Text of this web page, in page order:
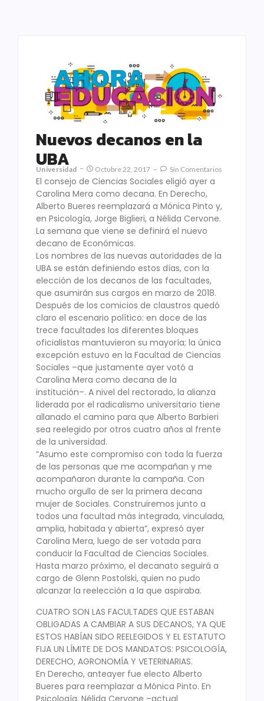
Nuevos decanos en la
UBA
Universidad Octubre 22, 2017 Sin Comentarios
El consejo de Ciencias Sociales eligió ayer a
Carolina Mera como decana. En Derecho,
Alberto Bueres reemplazará a Mónica Pinto y,
en Psicología, Jorge Biglieri, a Nélida Cervone.
La semana que viene se definirá el nuevo
decano de Económicas.
Los nombres de las nuevas autoridades de la
UBA se están definiendo estos días, con la
elección de los decanos de las facultades,
que asumirán sus cargos en marzo de 2018.
Después de los comicios de claustros quedó
claro el escenario político: en doce de las
trece facultades los diferentes bloques
oficialistas mantuvieron su mayoría; la única
excepción estuvo en la Facultad de Ciencias
Sociales –que justamente ayer votó a
Carolina Mera como decana de la
institución–. A nivel del rectorado, la alianza
liderada por el radicalismo universitario tiene
allanado el camino para que Alberto Barbieri
sea reelegido por otros cuatro años al frente
de la universidad.
“Asumo este compromiso con toda la fuerza
de las personas que me acompañan y me
acompañaron durante la campaña. Con
mucho orgullo de ser la primera decana
mujer de Sociales. Construiremos junto a
todos una facultad más integrada, vinculada,
amplia, habitada y abierta”, expresó ayer
Carolina Mera, luego de ser votada para
conducir la Facultad de Ciencias Sociales.
Hasta marzo próximo, el decanato seguirá a
cargo de Glenn Postolski, quien no pudo
alcanzar la reelección a la que aspiraba.
CUATRO SON LAS FACULTADES QUE ESTABAN
OBLIGADAS A CAMBIAR A SUS DECANOS, YA QUE
ESTOS HABÍAN SIDO REELEGIDOS Y EL ESTATUTO
FIJA UN LÍMITE DE DOS MANDATOS: PSICOLOGÍA,
DERECHO, AGRONOMÍA Y VETERINARIAS.
En Derecho, anteayer fue electo Alberto
Bueres para reemplazar a Mónica Pinto. En
Psicología, Nélida Cervone –actual